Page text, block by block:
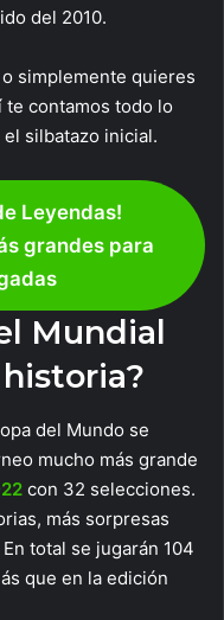
del 2010.
simplemente quieres
contamos todo lo
silbatazo inicial.
Leyendas!
grandes para
Mundial
del Mundo se
mucho más grande
con 32 selecciones.
más sorpresas
total se jugarán 104
que en la edición